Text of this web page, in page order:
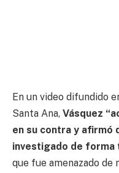
En un video difundido
Santa Ana, Vásquez
en su contra y afirmó
investigado de forma
que fue amenazado de